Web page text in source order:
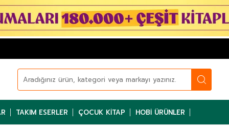
TAKIM ESERLER ÇOCUK KITAP HOBI ÜRÜNLER